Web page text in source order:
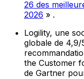
26 des
2026 » .
Logility, une
globale de 4,9/
the Customer
de Gartner